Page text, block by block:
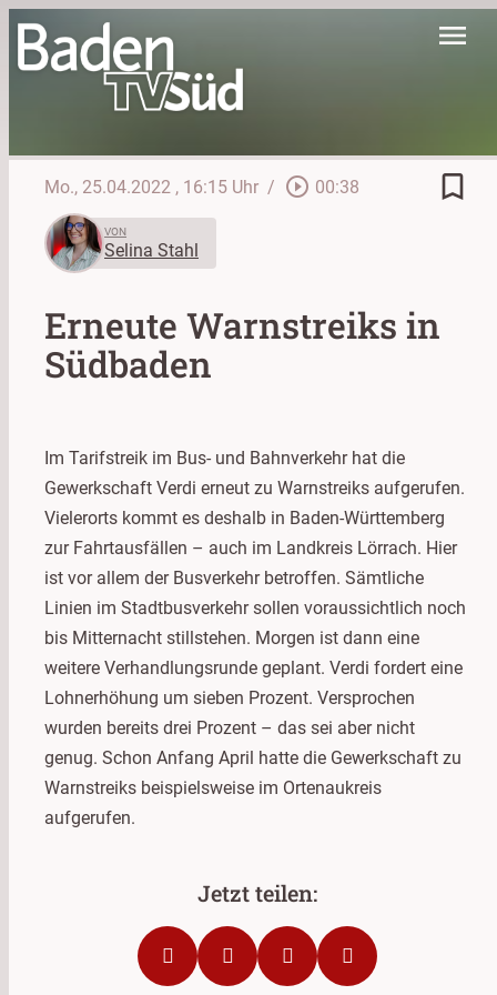
menu
Mo., 25.04.2022 , 16:15 Uhr / play_circle_outline 00:38 bookmark_border
VON
Selina Stahl
Erneute Warnstreiks in
Südbaden
Im Tarifstreik im Bus- und Bahnverkehr hat die
Gewerkschaft Verdi erneut zu Warnstreiks aufgerufen.
Vielerorts kommt es deshalb in Baden-Württemberg
zur Fahrtausfällen – auch im Landkreis Lörrach. Hier
ist vor allem der Busverkehr betroffen. Sämtliche
Linien im Stadtbusverkehr sollen voraussichtlich noch
bis Mitternacht stillstehen. Morgen ist dann eine
weitere Verhandlungsrunde geplant. Verdi fordert eine
Lohnerhöhung um sieben Prozent. Versprochen
wurden bereits drei Prozent – das sei aber nicht
genug. Schon Anfang April hatte die Gewerkschaft zu
Warnstreiks beispielsweise im Ortenaukreis
aufgerufen.